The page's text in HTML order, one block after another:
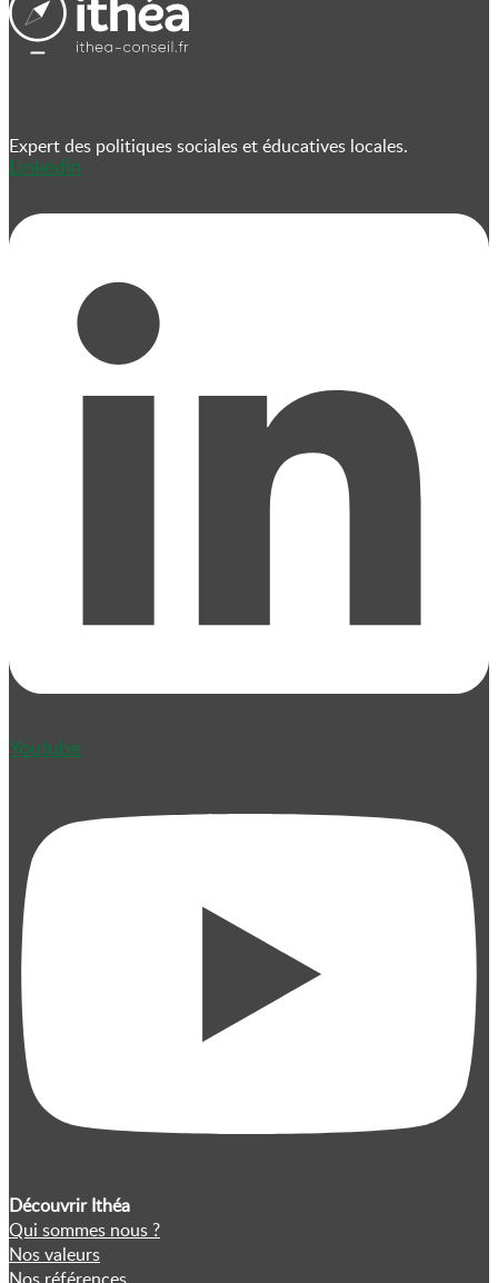
Expert des politiques sociales et éducatives locales.
Linkedin
Youtube
Découvrir Ithéa
Qui sommes nous ?
Nos valeurs